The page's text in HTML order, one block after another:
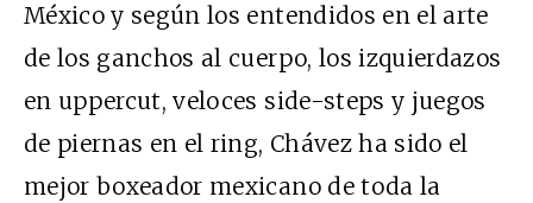
México y según los entendidos en el arte
de los ganchos al cuerpo, los izquierdazos
en uppercut, veloces side-steps y juegos
de piernas en el ring, Chávez ha sido el
mejor boxeador mexicano de toda la